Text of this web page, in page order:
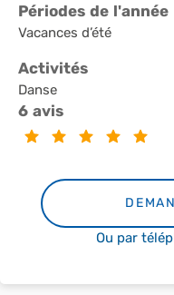
Périodes de l'année
Vacances d’été
Activités
Danse
6 avis
Ou par